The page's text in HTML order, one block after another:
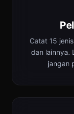
Catat 15
dan lainnya.
jangan